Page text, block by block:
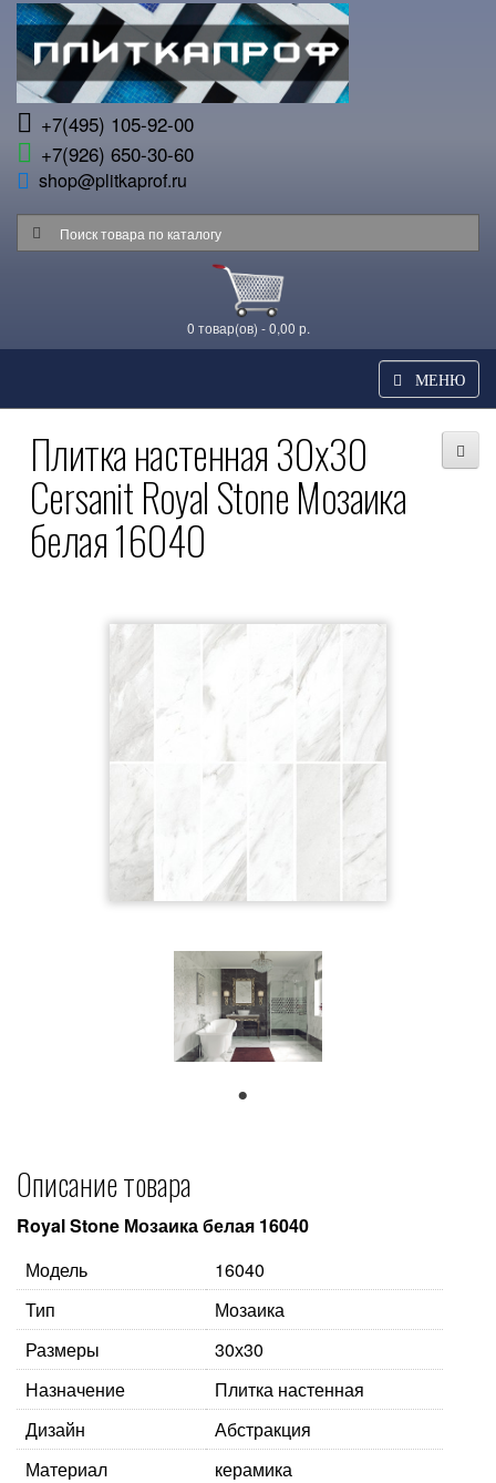
+7(495) 105-92-00
+7(926) 650-30-60
shop@plitkaprof.ru
0 товар(ов) - 0,00 р.
МЕНЮ
Плитка настенная 30x30
Cersanit Royal Stone Мозаика
белая 16040
Описание товара
Royal Stone Мозаика белая 16040
Модель
16040
Тип
Мозаика
Размеры
30х30
Назначение
Плитка настенная
Дизайн
Абстракция
Материал
керамика